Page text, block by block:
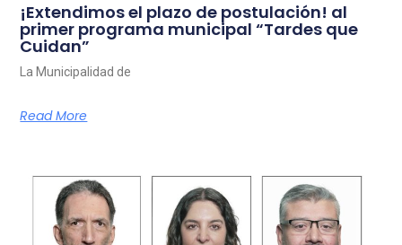
¡Extendimos el plazo de postulación! al
primer programa municipal “Tardes que
Cuidan”
La Municipalidad de
Read More